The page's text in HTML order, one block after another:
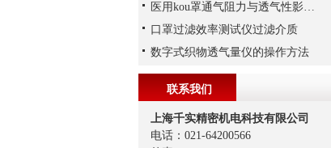
医用kou罩通气阻力与透气性影响因素解析
口罩过滤效率测试仪过滤介质
数字式织物透气量仪的操作方法
联系我们
上海千实精密机电科技有限公司
电话：021-64200566